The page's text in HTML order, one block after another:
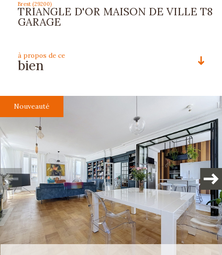
Brest (29200)
TRIANGLE D'OR MAISON DE VILLE T8
GARAGE
à propos de ce
bien
Plus d'informations
financières
Plus de
détails
Nouveauté